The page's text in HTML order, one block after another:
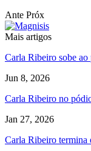
Ante Próx
Mais artigos
Carla Ribeiro sobe
Jun 8, 2026
Carla Ribeiro no
Jan 27, 2026
Carla Ribeiro termina